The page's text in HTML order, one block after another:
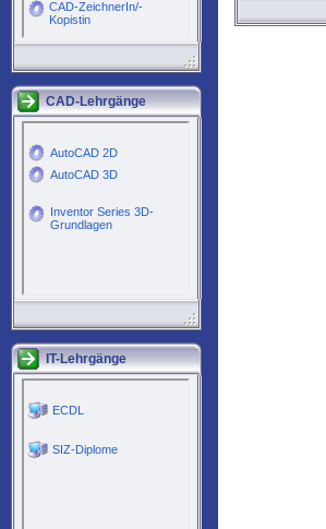
CAD-Lehrgänge
IT-Lehrgänge